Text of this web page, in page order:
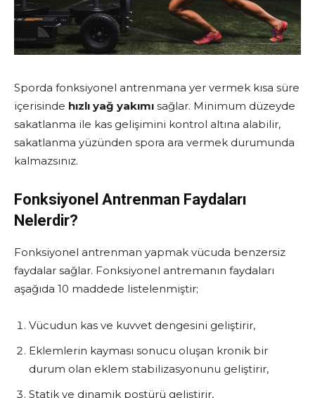
Sporda fonksiyonel antrenmana yer vermek kısa süre
içerisinde hızlı yağ yakımı sağlar. Minimum düzeyde
sakatlanma ile kas gelişimini kontrol altına alabilir,
sakatlanma yüzünden spora ara vermek durumunda
kalmazsınız.
Fonksiyonel Antrenman Faydaları
Nelerdir?
Fonksiyonel antrenman yapmak vücuda benzersiz
faydalar sağlar. Fonksiyonel antremanın faydaları
aşağıda 10 maddede listelenmiştir;
Vücudun kas ve kuvvet dengesini geliştirir,
Eklemlerin kayması sonucu oluşan kronik bir
durum olan eklem stabilizasyonunu geliştirir,
Statik ve dinamik postürü geliştirir,